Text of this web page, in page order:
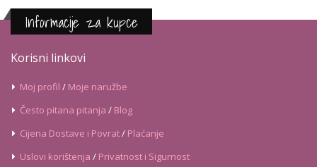
Informacije za kupce
Korisni linkovi
Moj profil / Moje naružbe
Često pitana pitanja / Blog
Cijena Dostave i Povrat/ Plaćanje
Uslovi korištenja / Privatnost i Sigurnost